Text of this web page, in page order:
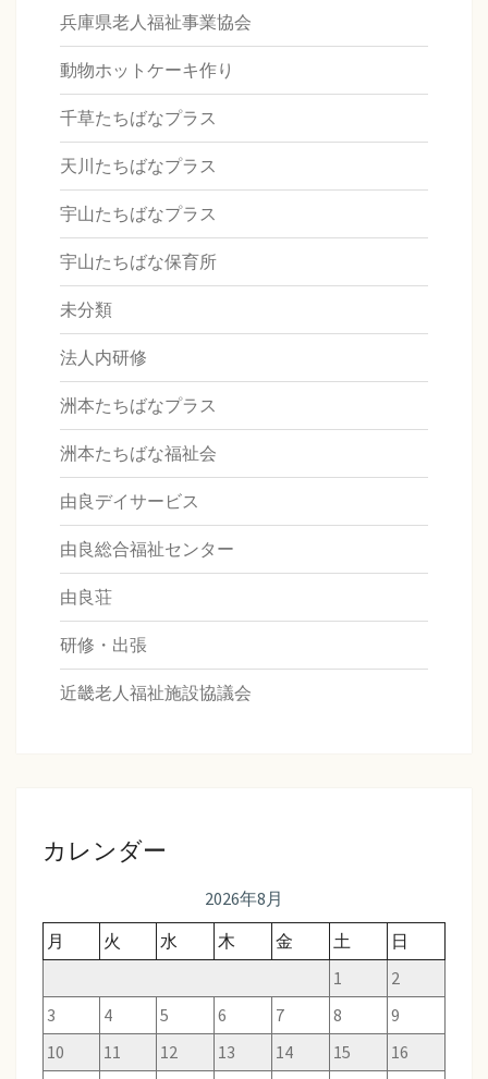
兵庫県老人福祉事業協会
動物ホットケーキ作り
千草たちばなプラス
天川たちばなプラス
宇山たちばなプラス
宇山たちばな保育所
未分類
法人内研修
洲本たちばなプラス
洲本たちばな福祉会
由良デイサービス
由良総合福祉センター
由良荘
研修・出張
近畿老人福祉施設協議会
カレンダー
2026年8月
月
火 水 木 金 土
日
1
2
3
4 5 6 7 8
9
10
11 12 13 14 15
16